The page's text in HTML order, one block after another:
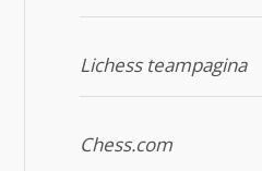
Lichess teampagina
Chess.com